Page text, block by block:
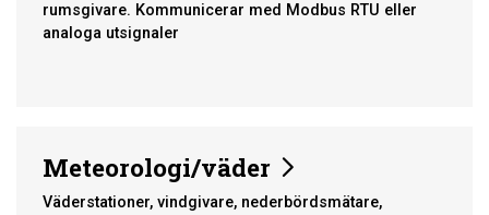
rumsgivare. Kommunicerar med Modbus RTU eller
analoga utsignaler
Meteorologi/väder
Väderstationer, vindgivare, nederbördsmätare,